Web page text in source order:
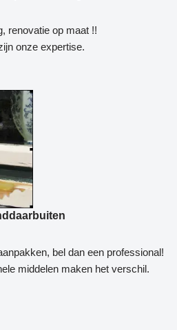
renovatie op maat !!
onze expertise.
bel dan een professional!
middelen maken het verschil.